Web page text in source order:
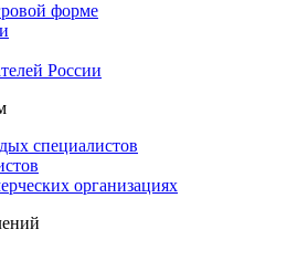
форме
России
специалистов
организациях